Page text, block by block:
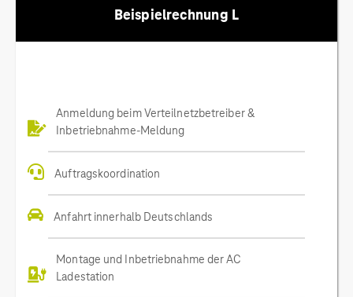
Beispielrechnung L
Anmeldung beim Verteilnetzbetreiber &
Inbetriebnahme-Meldung
Auftragskoordination
Anfahrt innerhalb Deutschlands
Montage und Inbetriebnahme der AC
Ladestation